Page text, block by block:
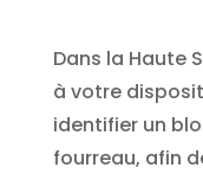
Dans la Haute
à votre
identifier un
fourreau, afin